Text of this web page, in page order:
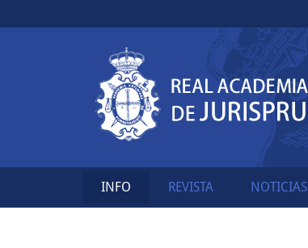
INFO REVISTA NOTICIAS